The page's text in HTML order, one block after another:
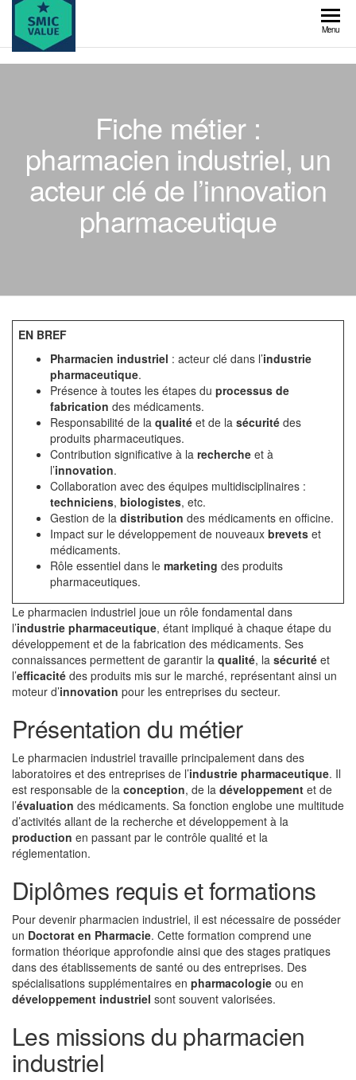
Skip
the
content
value
Menu
Fiche métier :
pharmacien industriel, un
acteur clé de l’innovation
pharmaceutique
EN BREF
Pharmacien industriel : acteur clé dans l’industrie
pharmaceutique.
Présence à toutes les étapes du processus de
fabrication des médicaments.
Responsabilité de la qualité et de la sécurité des
produits pharmaceutiques.
Contribution significative à la recherche et à
l’innovation.
Collaboration avec des équipes multidisciplinaires :
techniciens, biologistes, etc.
Gestion de la distribution des médicaments en officine.
Impact sur le développement de nouveaux brevets et
médicaments.
Rôle essentiel dans le marketing des produits
pharmaceutiques.
Le pharmacien industriel joue un rôle fondamental dans
l’industrie pharmaceutique, étant impliqué à chaque étape du
développement et de la fabrication des médicaments. Ses
connaissances permettent de garantir la qualité, la sécurité et
l’efficacité des produits mis sur le marché, représentant ainsi un
moteur d’innovation pour les entreprises du secteur.
Présentation du métier
Le pharmacien industriel travaille principalement dans des
laboratoires et des entreprises de l’industrie pharmaceutique. Il
est responsable de la conception, de la développement et de
l’évaluation des médicaments. Sa fonction englobe une multitude
d’activités allant de la recherche et développement à la
production en passant par le contrôle qualité et la
réglementation.
Diplômes requis et formations
Pour devenir pharmacien industriel, il est nécessaire de posséder
un Doctorat en Pharmacie. Cette formation comprend une
formation théorique approfondie ainsi que des stages pratiques
dans des établissements de santé ou des entreprises. Des
spécialisations supplémentaires en pharmacologie ou en
développement industriel sont souvent valorisées.
Les missions du pharmacien
industriel